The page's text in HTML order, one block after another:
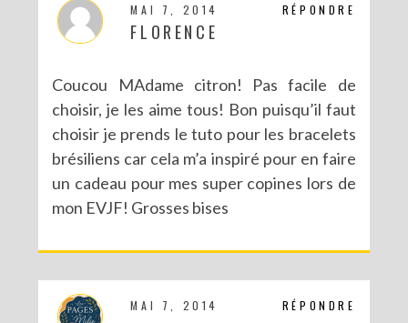
NOUVEAU BLOG POUR DE NOUVELLES (EN)VIES
RÉPONDRE
MAI 7, 2014
FLORENCE
Coucou MAdame citron! Pas facile de
choisir, je les aime tous! Bon puisqu’il faut
choisir je prends le tuto pour les bracelets
brésiliens car cela m’a inspiré pour en faire
un cadeau pour mes super copines lors de
mon EVJF! Grosses bises
RÉPONDRE
MAI 7, 2014